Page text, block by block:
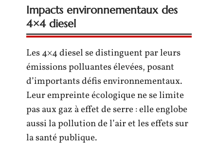
Impacts environnementaux des
4×4 diesel
Les 4×4 diesel se distinguent par leurs
émissions polluantes élevées, posant
d’importants défis environnementaux.
Leur empreinte écologique ne se limite
pas aux gaz à effet de serre : elle englobe
aussi la pollution de l’air et les effets sur
la santé publique.